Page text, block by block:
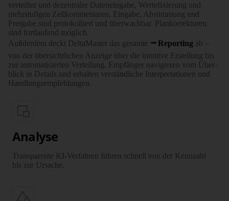
verteil­ter und dezen­traler Daten­ein­gabe, Werte­fixierung und
mehr­stufigen Zell­kommen­taren. Eingabe, Abstimmung und
Freigabe sind proto­kolliert und über­wachbar. Plan­­korrek­turen
sind fort­laufend möglich.
Außderdem deckt DeltaMaster das gesamte
Reporting ab –
von der über­sicht­lichen Anzeige über die intuitive Erstellung bis
zur auto­mati­sierten Verteilung. Empfänger navigieren vom Über­
blick in Details und erhalten verständ­liche Inter­pre­ta­tionen und
Handlungs­empfehlungen.
Analyse
Transparente KI-Verfahren führen schnell von der Kennzahl
bis zur Ursache.